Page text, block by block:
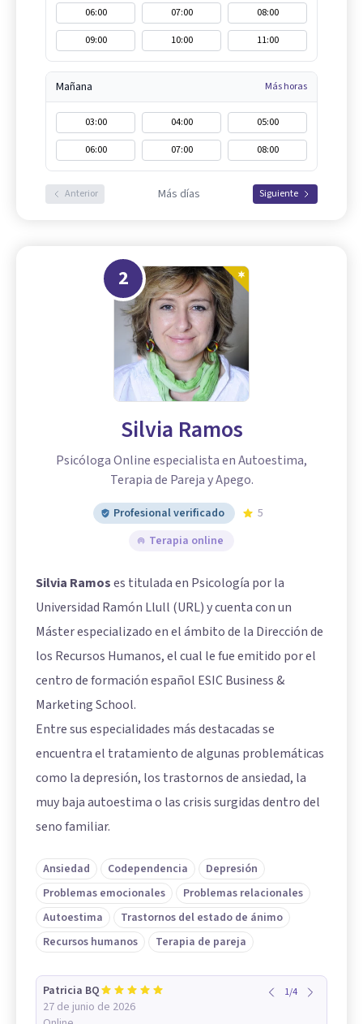
06:00 07:00
08:00
09:00
10:00 11:00
Mañana Más horas
03:00 04:00
05:00
06:00
07:00 08:00
Anterior Más días Siguiente
2
Silvia Ramos
Psicóloga Online especialista en Autoestima,
Terapia de Pareja y Apego.
Profesional verificado
5
Terapia online
Silvia Ramoses titulada en Psicología por la
Universidad Ramón Llull (URL) y cuenta con un
Máster especializado en el ámbito de la Dirección de
los Recursos Humanos, el cual le fue emitido por el
centro de formación español ESIC Business &
Marketing School.
Entre sus especialidades más destacadas se
encuentra el tratamiento de algunas problemáticas
como la depresión, los trastornos de ansiedad, la
muy baja autoestima o las crisis surgidas dentro del
seno familiar.
Ansiedad Codependencia
Depresión
Problemas emocionales
Problemas relacionales
Autoestima
Trastornos del estado de ánimo
Recursos humanos
Terapia de pareja
Patricia BQ
27 de junio de 2026
1/4